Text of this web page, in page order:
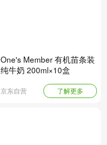
One's Member 有机苗条装
纯牛奶 200ml×10盒
京东自营 了解更多